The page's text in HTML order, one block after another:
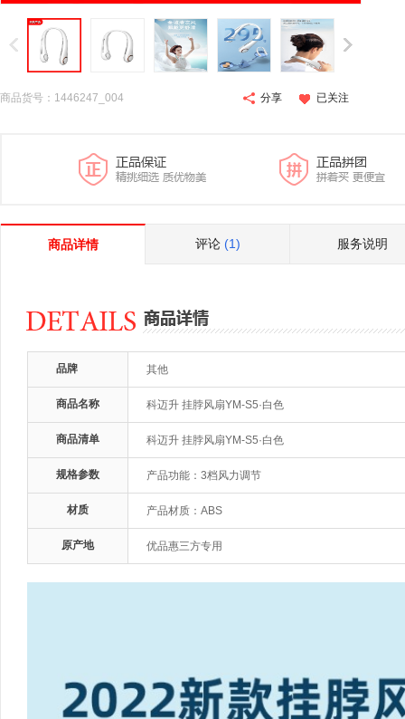
商品货号：1446247_004 分享 已关注
商品详情 评论 (1) 服务说明
品牌 其他
商品名称 科迈升 挂脖风扇YM-S5·白色
商品清单 科迈升 挂脖风扇YM-S5·白色
规格参数 产品功能：3档风力调节
材质 产品材质：ABS
原产地 优品惠三方专用